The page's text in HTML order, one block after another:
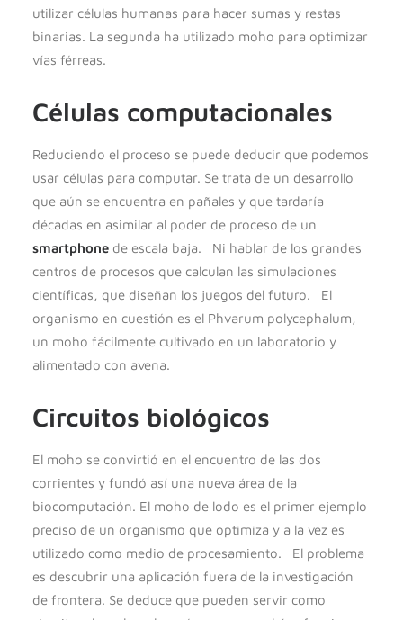
utilizar células humanas para hacer sumas y restas
binarias. La segunda ha utilizado moho para optimizar
vías férreas.
Células computacionales
Reduciendo el proceso se puede deducir que podemos
usar células para computar. Se trata de un desarrollo
que aún se encuentra en pañales y que tardaría
décadas en asimilar al poder de proceso de un
smartphone de escala baja. Ni hablar de los grandes
centros de procesos que calculan las simulaciones
científicas, que diseñan los juegos del futuro. El
organismo en cuestión es el Phvarum polycephalum,
un moho fácilmente cultivado en un laboratorio y
alimentado con avena.
Circuitos biológicos
El moho se convirtió en el encuentro de las dos
corrientes y fundó así una nueva área de la
biocomputación. El moho de lodo es el primer ejemplo
preciso de un organismo que optimiza y a la vez es
utilizado como medio de procesamiento. El problema
es descubrir una aplicación fuera de la investigación
de frontera. Se deduce que pueden servir como